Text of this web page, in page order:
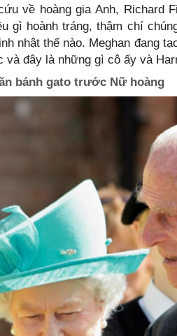
về hoàng gia Anh, Richard
gì hoành tráng, thậm chí
nhật thế nào. Meghan đang
và đây là những gì cô ấy và
bánh gato trước Nữ hoàng